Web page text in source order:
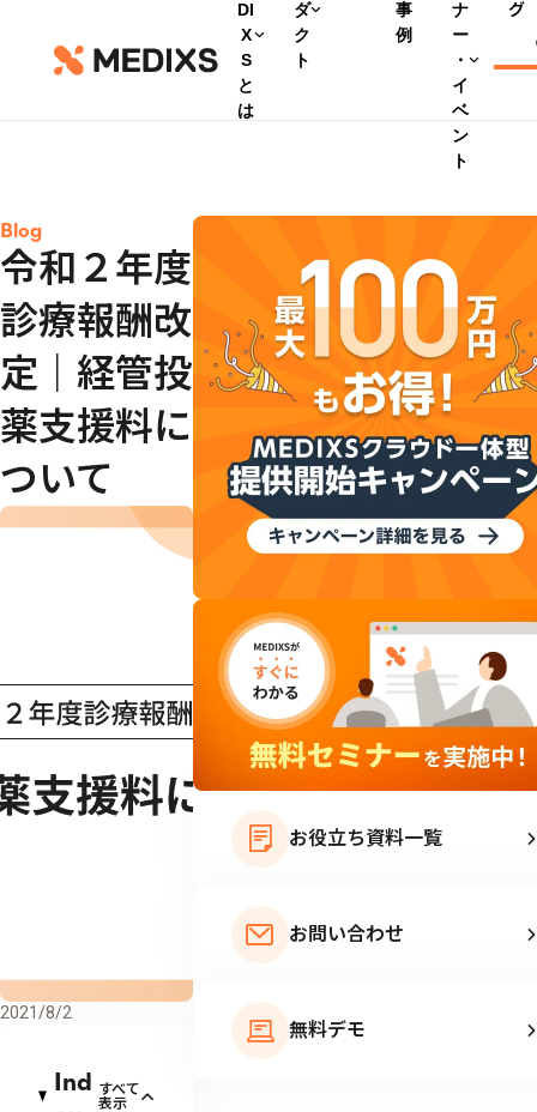
DI
X
S
と
は
ダ
ク
ト
事
例
ナ
ー
・
イ
ベ
ン
ト
グ
Blog
令和２年度
診療報酬改
定｜経管投
薬支援料に
ついて
2021/8/2
Ind すべて
表示
お役立ち資料一覧
お問い合わせ
無料デモ